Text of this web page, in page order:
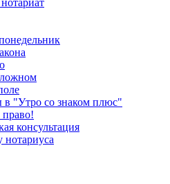
в "Утро со знаком плюс"
право!
консультация
нотариуса